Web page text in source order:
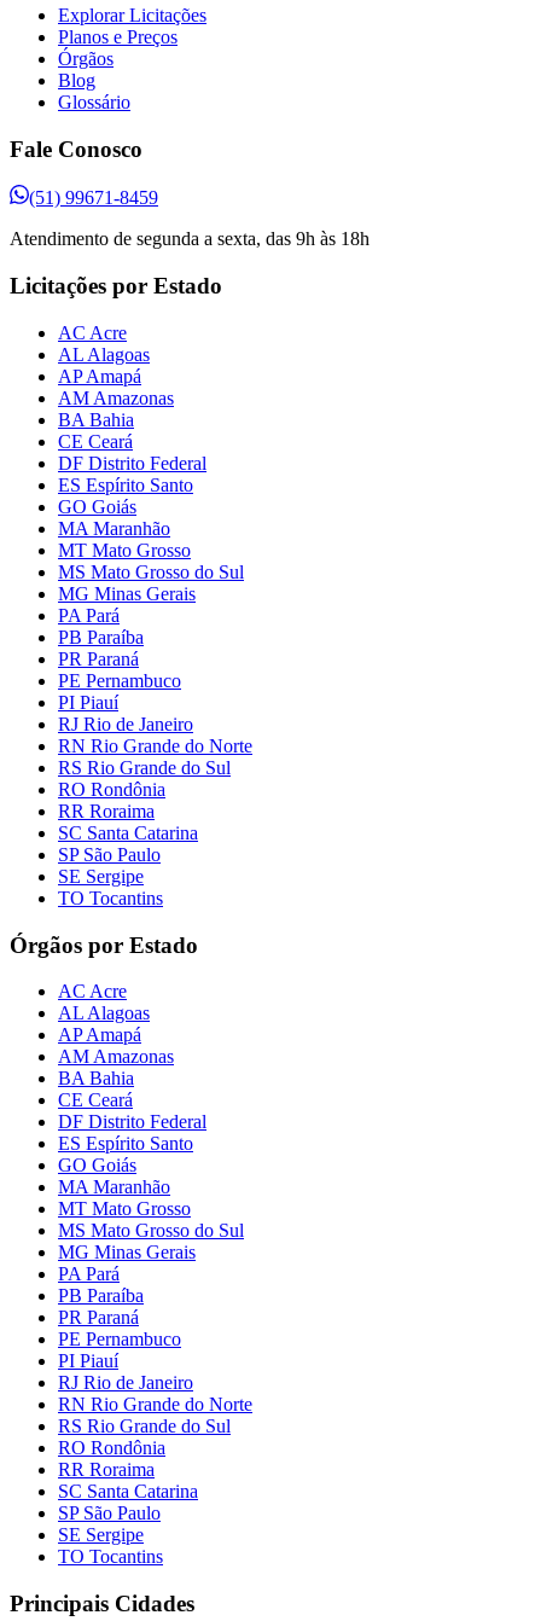
Explorar Licitações
Planos e Preços
Órgãos
Blog
Glossário
Fale Conosco
(51) 99671-8459
Atendimento de segunda a sexta, das 9h às 18h
Licitações por Estado
AC Acre
AL Alagoas
AP Amapá
AM Amazonas
BA Bahia
CE Ceará
DF Distrito Federal
ES Espírito Santo
GO Goiás
MA Maranhão
MT Mato Grosso
MS Mato Grosso do Sul
MG Minas Gerais
PA Pará
PB Paraíba
PR Paraná
PE Pernambuco
PI Piauí
RJ Rio de Janeiro
RN Rio Grande do Norte
RS Rio Grande do Sul
RO Rondônia
RR Roraima
SC Santa Catarina
SP São Paulo
SE Sergipe
TO Tocantins
Órgãos por Estado
AC Acre
AL Alagoas
AP Amapá
AM Amazonas
BA Bahia
CE Ceará
DF Distrito Federal
ES Espírito Santo
GO Goiás
MA Maranhão
MT Mato Grosso
MS Mato Grosso do Sul
MG Minas Gerais
PA Pará
PB Paraíba
PR Paraná
PE Pernambuco
PI Piauí
RJ Rio de Janeiro
RN Rio Grande do Norte
RS Rio Grande do Sul
RO Rondônia
RR Roraima
SC Santa Catarina
SP São Paulo
SE Sergipe
TO Tocantins
Principais Cidades